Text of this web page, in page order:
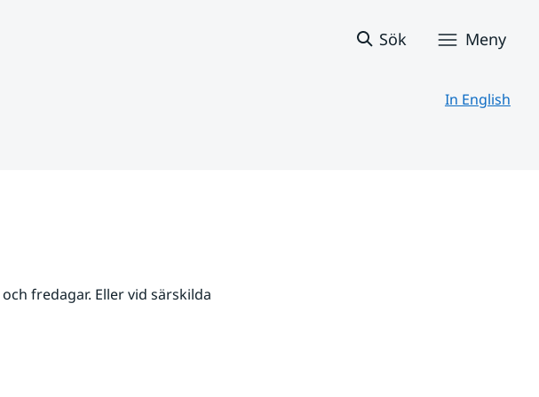
Sök Meny
In English
fredagar. Eller vid särskilda